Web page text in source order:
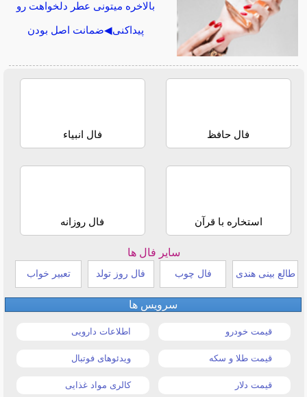
بالاخره میتونی عطر دلخواهت رو
پیداکنی◀ضمانت اصل بودن
فال حافظ فال انبیاء
استخاره با قرآن فال روزانه
سایر فال ها
طالع بینی هندی فال چوب فال روز تولد تعبیر خواب
سرویس ها
قیمت خودرو اطلاعات دارویی
قیمت طلا و سکه ویدئوهای فوتبال
قیمت دلار کالری مواد غذایی